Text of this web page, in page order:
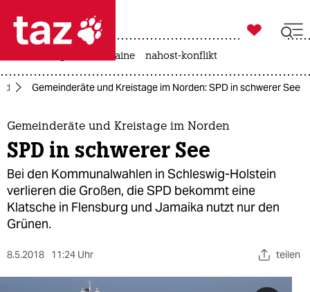
 taz zahl ich
taz zahl ich
themen
politik
öko
gesellschaft
kultur
sport

taz zahl ich
krieg in der ukraine nahost-konflikt
Gemeinderäte und Kreistage im Norden: SPD in schwerer See
Gemeinderäte und Kreistage im Norden
SPD in schwerer See
Bei den Kommunalwahlen in Schleswig-Holstein
verlieren die Großen, die SPD bekommt eine
Klatsche in Flensburg und Jamaika nutzt nur den
Grünen.
8.5.2018 11:24 Uhr teilen